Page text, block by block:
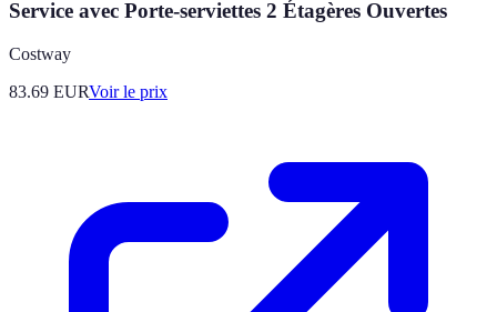
Service avec Porte-serviettes 2 Étagères Ouvertes
Costway
83.69 EURVoir le prix